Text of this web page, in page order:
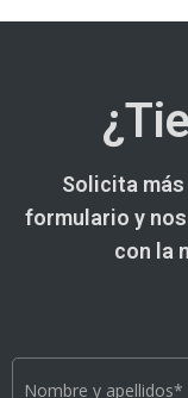
Solicita
formulario y
con la